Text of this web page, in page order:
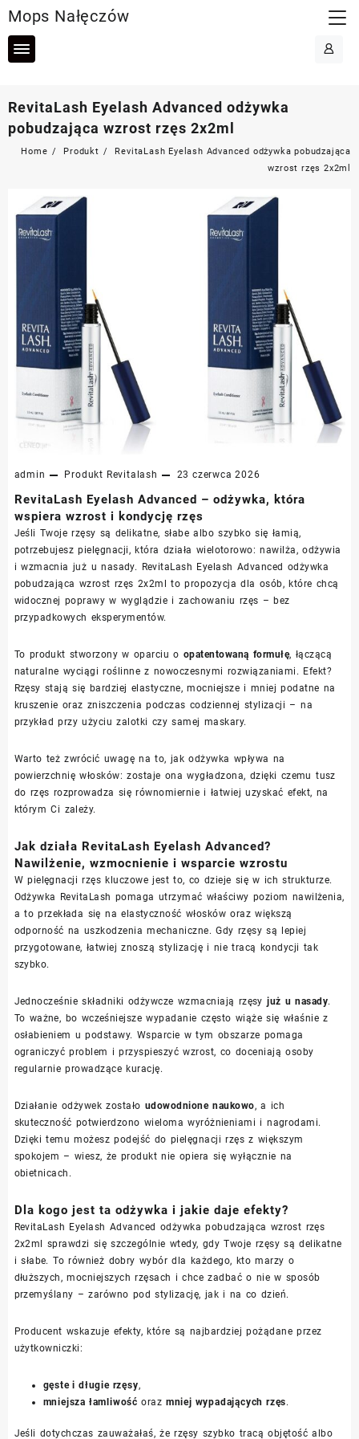
to
content
Mops Nałęczów
RevitaLash Eyelash Advanced odżywka
pobudzająca wzrost rzęs 2x2ml
Home Produkt
RevitaLash Eyelash Advanced odżywka pobudzająca
wzrost rzęs 2x2ml
admin Produkt Revitalash 23 czerwca 2026
RevitaLash Eyelash Advanced – odżywka, która
wspiera wzrost i kondycję rzęs
Jeśli Twoje rzęsy są delikatne, słabe albo szybko się łamią,
potrzebujesz pielęgnacji, która działa wielotorowo: nawilża, odżywia
i wzmacnia już u nasady. RevitaLash Eyelash Advanced odżywka
pobudzająca wzrost rzęs 2x2ml to propozycja dla osób, które chcą
widocznej poprawy w wyglądzie i zachowaniu rzęs – bez
przypadkowych eksperymentów.
To produkt stworzony w oparciu o opatentowaną formułę, łączącą
naturalne wyciągi roślinne z nowoczesnymi rozwiązaniami. Efekt?
Rzęsy stają się bardziej elastyczne, mocniejsze i mniej podatne na
kruszenie oraz zniszczenia podczas codziennej stylizacji – na
przykład przy użyciu zalotki czy samej maskary.
Warto też zwrócić uwagę na to, jak odżywka wpływa na
powierzchnię włosków: zostaje ona wygładzona, dzięki czemu tusz
do rzęs rozprowadza się równomiernie i łatwiej uzyskać efekt, na
którym Ci zależy.
Jak działa RevitaLash Eyelash Advanced?
Nawilżenie, wzmocnienie i wsparcie wzrostu
W pielęgnacji rzęs kluczowe jest to, co dzieje się w ich strukturze.
Odżywka RevitaLash pomaga utrzymać właściwy poziom nawilżenia,
a to przekłada się na elastyczność włosków oraz większą
odporność na uszkodzenia mechaniczne. Gdy rzęsy są lepiej
przygotowane, łatwiej znoszą stylizację i nie tracą kondycji tak
szybko.
Jednocześnie składniki odżywcze wzmacniają rzęsyjuż u nasady.
To ważne, bo wcześniejsze wypadanie często wiąże się właśnie z
osłabieniem u podstawy. Wsparcie w tym obszarze pomaga
ograniczyć problem i przyspieszyć wzrost, co doceniają osoby
regularnie prowadzące kurację.
Działanie odżywek zostało udowodnione naukowo, a ich
skuteczność potwierdzono wieloma wyróżnieniami i nagrodami.
Dzięki temu możesz podejść do pielęgnacji rzęs z większym
spokojem – wiesz, że produkt nie opiera się wyłącznie na
obietnicach.
Dla kogo jest ta odżywka i jakie daje efekty?
RevitaLash Eyelash Advanced odżywka pobudzająca wzrost rzęs
2x2ml sprawdzi się szczególnie wtedy, gdy Twoje rzęsy są delikatne
i słabe. To również dobry wybór dla każdego, kto marzy o
dłuższych, mocniejszych rzęsach i chce zadbać o nie w sposób
przemyślany – zarówno pod stylizację, jak i na co dzień.
Producent wskazuje efekty, które są najbardziej pożądane przez
użytkowniczki:
gęste i długie rzęsy,
mniejsza łamliwość oraz mniej wypadających rzęs.
Jeśli dotychczas zauważałaś, że rzęsy szybko tracą objętość albo